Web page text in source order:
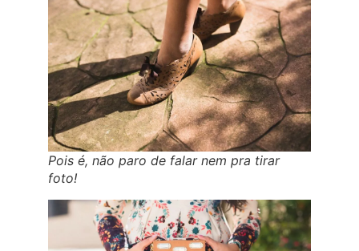
Pois é, não paro de falar nem pra tirar
foto!